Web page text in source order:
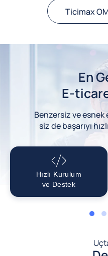
Ticimax
En
E-
Benzersiz ve
siz de başarıyı
Hızlı Kurulum
ve Destek
1 2